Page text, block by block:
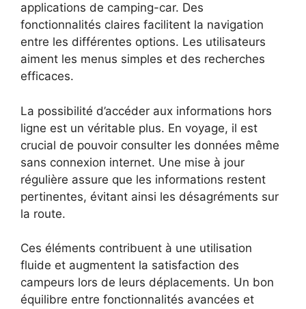
applications de camping-car. Des
fonctionnalités claires facilitent la navigation
entre les différentes options. Les utilisateurs
aiment les menus simples et des recherches
efficaces.
La possibilité d’accéder aux informations hors
ligne est un véritable plus. En voyage, il est
crucial de pouvoir consulter les données même
sans connexion internet. Une mise à jour
régulière assure que les informations restent
pertinentes, évitant ainsi les désagréments sur
la route.
Ces éléments contribuent à une utilisation
fluide et augmentent la satisfaction des
campeurs lors de leurs déplacements. Un bon
équilibre entre fonctionnalités avancées et